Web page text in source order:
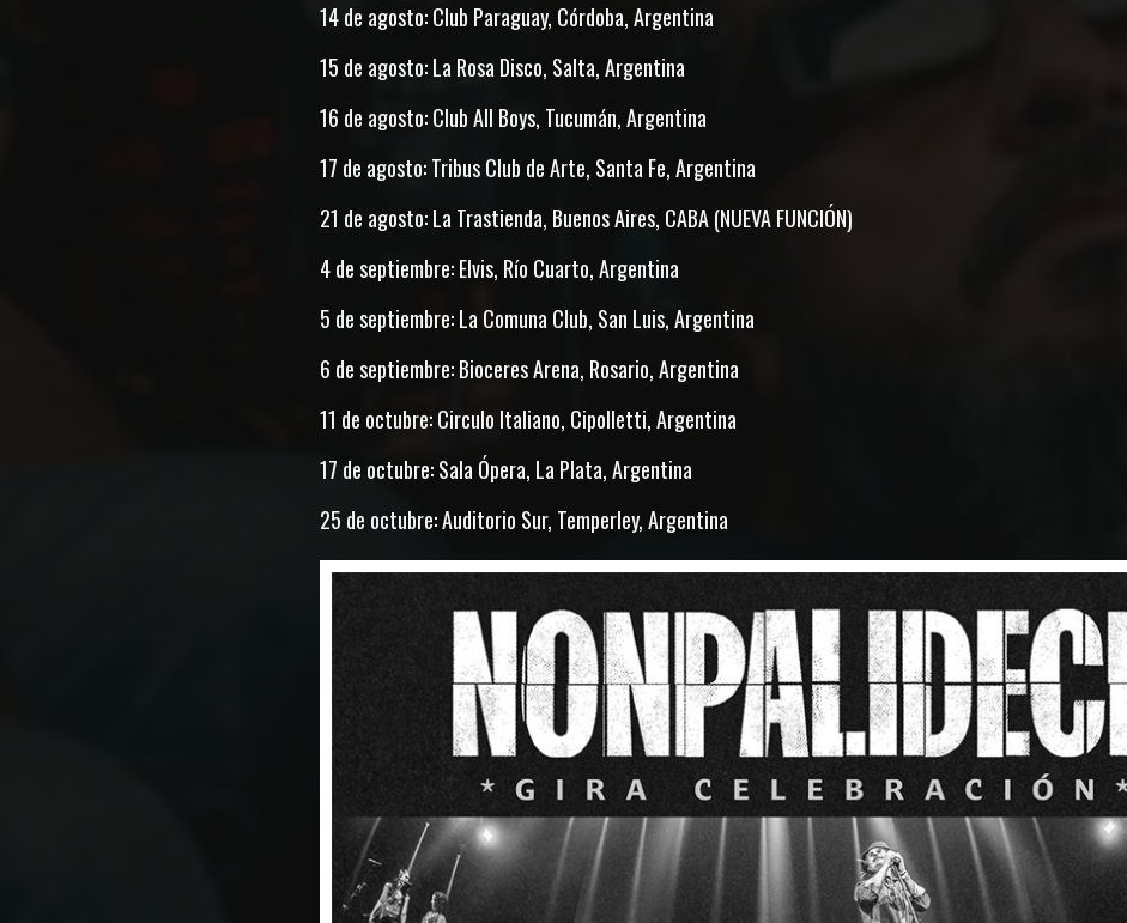
14 de agosto: Club Paraguay, Córdoba, Argentina
15 de agosto: La Rosa Disco, Salta, Argentina
16 de agosto: Club All Boys, Tucumán, Argentina
17 de agosto: Tribus Club de Arte, Santa Fe, Argentina
21 de agosto: La Trastienda, Buenos Aires, CABA (NUEVA FUNCIÓN)
4 de septiembre: Elvis, Río Cuarto, Argentina
5 de septiembre: La Comuna Club, San Luis, Argentina
6 de septiembre: Bioceres Arena, Rosario, Argentina
11 de octubre: Circulo Italiano, Cipolletti, Argentina
17 de octubre: Sala Ópera, La Plata, Argentina
25 de octubre: Auditorio Sur, Temperley, Argentina